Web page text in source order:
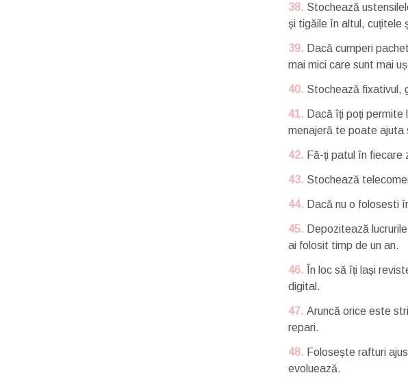
38. Stochează
și tigăile în altul, cuțitele
39. Dacă cumperi
mai mici care sunt mai
40. Stochează fixativul,
41. Dacă îți poți permite
menajeră te poate ajuta
42. Fă-ți patul în fiecare
43. Stochează
44. Dacă nu o folosesti
45. Depozitează
ai folosit timp de un an.
46. În loc să îți lași
digital.
47. Aruncă orice este
repari.
48. Folosește rafturi
evoluează.